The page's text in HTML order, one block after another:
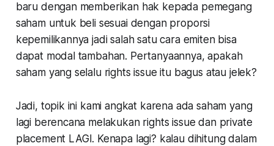
baru dengan memberikan hak kepada pemegang
saham untuk beli sesuai dengan proporsi
kepemilikannya jadi salah satu cara emiten bisa
dapat modal tambahan. Pertanyaannya, apakah
saham yang selalu rights issue itu bagus atau jelek?
Jadi, topik ini kami angkat karena ada saham yang
lagi berencana melakukan rights issue dan private
placement LAGI. Kenapa lagi? kalau dihitung dalam